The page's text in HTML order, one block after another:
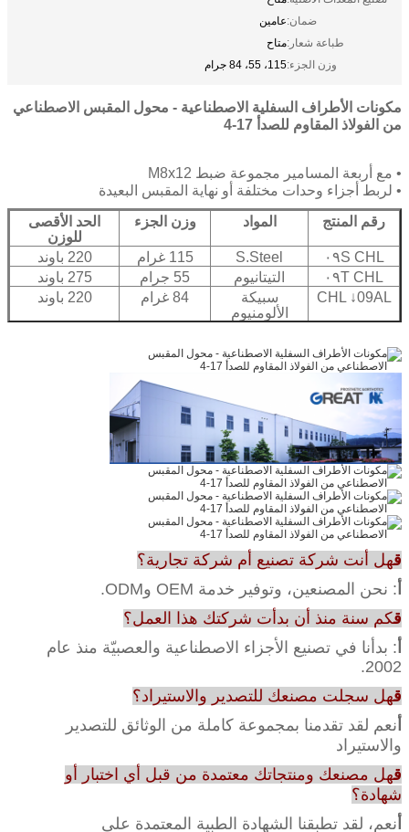
ضمان:عامين
طباعة شعار:متاح
وزن الجزء:115، 55، 84 جرام
مكونات الأطراف السفلية الاصطناعية - محول المقبس الاصطناعي
من الفولاذ المقاوم للصدأ 17-4
• مع أربعة المسامير مجموعة ضبط M8x12
• لربط أجزاء وحدات مختلفة أو نهاية المقبس البعيدة
رقم المنتج
المواد وزن الجزء
الحد الأقصى
للوزن
CHL ٠٩S
S.Steel 115 غرام
220 باوند
CHL ٠٩T
التيتانيوم 55 جرام
275 باوند
CHL ↓09AL
سبيكة
الألومنيوم
84 غرام 220 باوند
قهل أنت شركة تصنيع أم شركة تجارية؟
أ: نحن المصنعين، وتوفير خدمة OEM وODM.
قكم سنة منذ أن بدأت شركتك هذا العمل؟
أ: بدأنا في تصنيع الأجزاء الاصطناعية والعصبيّة منذ عام
2002.
قهل سجلت مصنعك للتصدير والاستيراد؟
أنعم لقد تقدمنا بمجموعة كاملة من الوثائق للتصدير
والاستيراد
قهل مصنعك ومنتجاتك معتمدة من قبل أي اختبار أو
شهادة؟
أنعم، لقد تطبقنا الشهادة الطبية المعتمدة على